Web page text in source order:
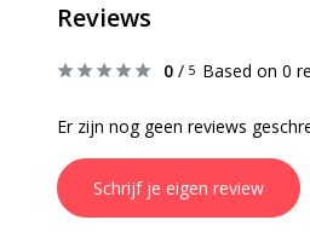
Reviews
0 / 5 Based on 0
Er zijn nog geen reviews
Schrijf je eigen review